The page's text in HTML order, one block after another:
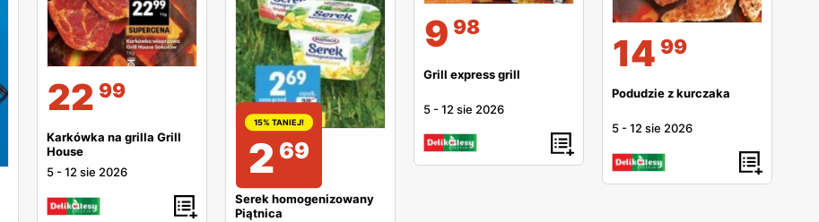
22 99
Karkówka na grilla Grill
House
5 -12 sie 2026
15% TANIEJ!
2 69
Serek homogenizowany
Piątnica
9 98
Grill express grill
5 -12 sie 2026
14 99
Podudzie z kurczaka
5 -12 sie 2026